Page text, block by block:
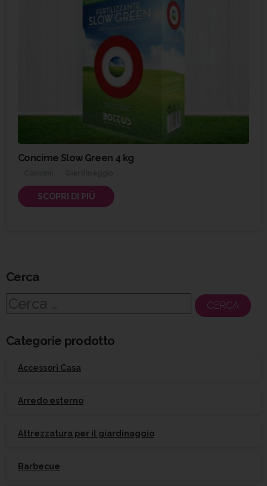
Concime Slow Green 4 kg
SCOPRI DI PIÙ
Cerca
Ricerca
Categorie prodotto
Accessori Casa
Arredo esterno
Attrezzatura per il giardinaggio
Barbecue